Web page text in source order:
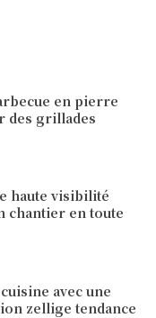
en pierre
des grillades
haute visibilité
chantier en toute
avec une
zellige tendance